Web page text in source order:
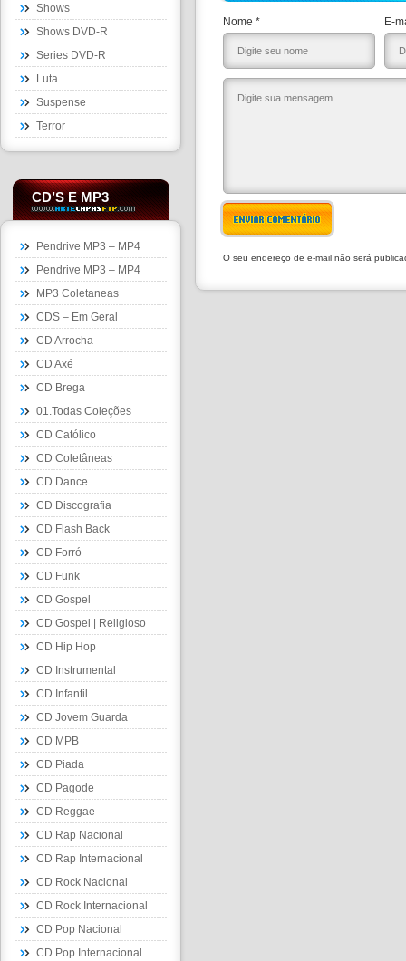
Shows
Shows DVD-R
Series DVD-R
Luta
Suspense
Terror
CD’S E MP3
Pendrive MP3 – MP4
Pendrive MP3 – MP4
MP3 Coletaneas
CDS – Em Geral
CD Arrocha
CD Axé
CD Brega
01.Todas Coleções
CD Católico
CD Coletâneas
CD Dance
CD Discografia
CD Flash Back
CD Forró
CD Funk
CD Gospel
CD Gospel | Religioso
CD Hip Hop
CD Instrumental
CD Infantil
CD Jovem Guarda
CD MPB
CD Piada
CD Pagode
CD Reggae
CD Rap Nacional
CD Rap Internacional
CD Rock Nacional
CD Rock Internacional
CD Pop Nacional
CD Pop Internacional
Nome * E-
ENVIAR COMENTÁRIO
O seu endereço de e-mail não será